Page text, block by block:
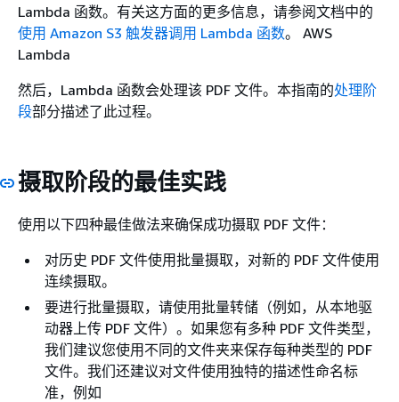
Lambda 函数。有关这方面的更多信息，请参阅文档中的
使用 Amazon S3 触发器调用 Lambda 函数。 AWS
Lambda
然后，Lambda 函数会处理该 PDF 文件。本指南的处理阶
段部分描述了此过程。
摄取阶段的最佳实践
使用以下四种最佳做法来确保成功摄取 PDF 文件：
对历史 PDF 文件使用批量摄取，对新的 PDF 文件使用
连续摄取。
要进行批量摄取，请使用批量转储（例如，从本地驱
动器上传 PDF 文件）。如果您有多种 PDF 文件类型，
我们建议您使用不同的文件夹来保存每种类型的 PDF
文件。我们还建议对文件使用独特的描述性命名标
准，例如